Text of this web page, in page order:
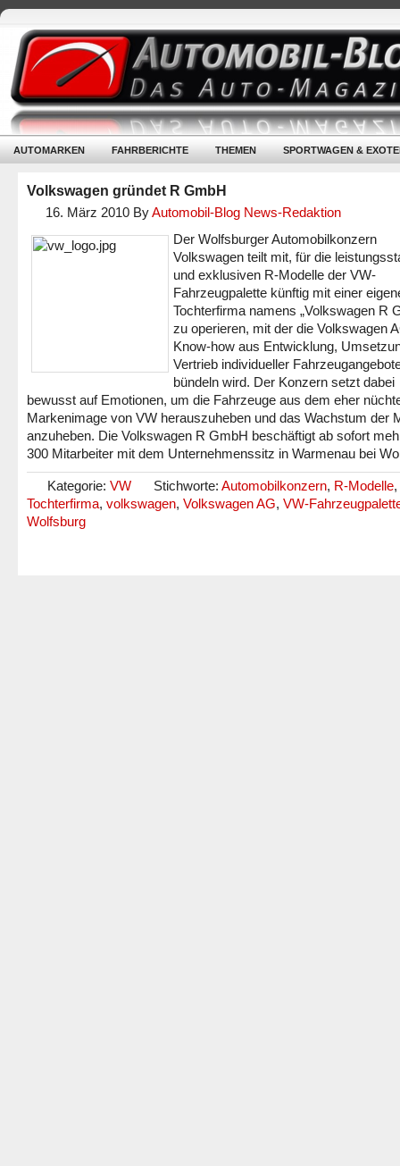
AUTOMARKEN FAHRBERICHTE THEMEN SPORTWAGEN &
Volkswagen gründet R GmbH
16. März 2010 ByAutomobil-Blog News-Redaktion
Der Wolfsburger Automobilkonzern
Volkswagen teilt mit, für die
und exklusiven R-Modelle der VW-
Fahrzeugpalette künftig mit einer
Tochterfirma namens „Volkswagen R
zu operieren, mit der die Volkswagen
Know-how aus Entwicklung,
Vertrieb individueller
bündeln wird. Der Konzern setzt dabei
bewusst auf Emotionen, um die Fahrzeuge aus dem eher
Markenimage von VW herauszuheben und das Wachstum der
anzuheben. Die Volkswagen R GmbH beschäftigt ab sofort
300 Mitarbeiter mit dem Unternehmenssitz in Warmenau bei
Kategorie: VW Stichworte: Automobilkonzern, R-Modelle,
Tochterfirma, volkswagen, Volkswagen AG, VW-
Wolfsburg